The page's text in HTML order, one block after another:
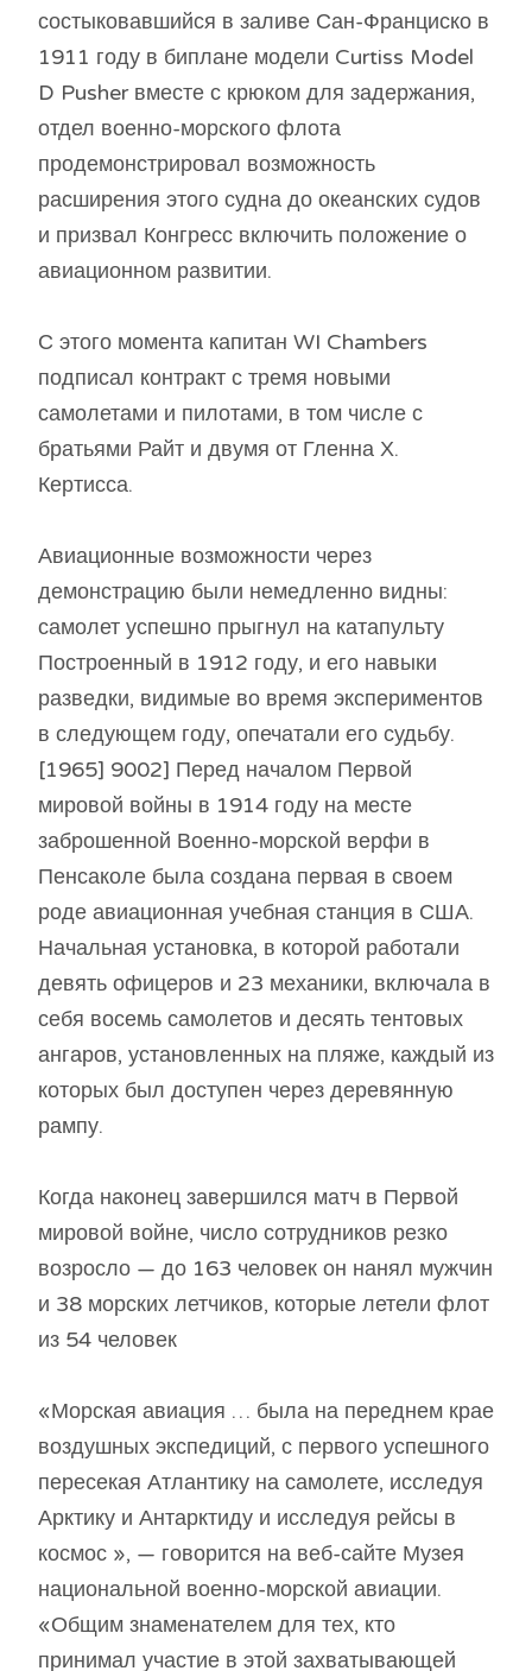
состыковавшийся в заливе Сан-Франциско в
1911 году в биплане модели Curtiss Model
D Pusher вместе с крюком для задержания,
отдел военно-морского флота
продемонстрировал возможность
расширения этого судна до океанских судов
и призвал Конгресс включить положение о
авиационном развитии.
С этого момента капитан WI Chambers
подписал контракт с тремя новыми
самолетами и пилотами, в том числе с
братьями Райт и двумя от Гленна Х.
Кертисса.
Авиационные возможности через
демонстрацию были немедленно видны:
самолет успешно прыгнул на катапульту
Построенный в 1912 году, и его навыки
разведки, видимые во время экспериментов
в следующем году, опечатали его судьбу.
[1965] 9002] Перед началом Первой
мировой войны в 1914 году на месте
заброшенной Военно-морской верфи в
Пенсаколе была создана первая в своем
роде авиационная учебная станция в США.
Начальная установка, в которой работали
девять офицеров и 23 механики, включала в
себя восемь самолетов и десять тентовых
ангаров, установленных на пляже, каждый из
которых был доступен через деревянную
рампу.
Когда наконец завершился матч в Первой
мировой войне, число сотрудников резко
возросло — до 163 человек он нанял мужчин
и 38 морских летчиков, которые летели флот
из 54 человек
«Морская авиация … была на переднем крае
воздушных экспедиций, с первого успешного
пересекая Атлантику на самолете, исследуя
Арктику и Антарктиду и исследуя рейсы в
космос », — говорится на веб-сайте Музея
национальной военно-морской авиации.
«Общим знаменателем для тех, кто
принимал участие в этой захватывающей